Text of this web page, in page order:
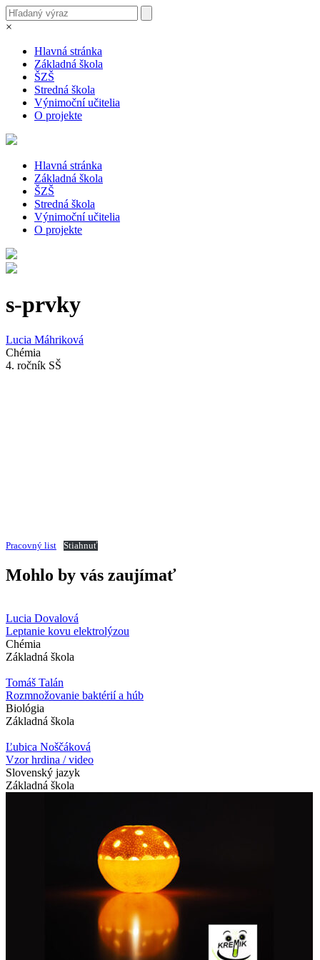
×
Hlavná stránka
Základná škola
ŠZŠ
Stredná škola
Výnimoční učitelia
O projekte
Hlavná stránka
Základná škola
ŠZŠ
Stredná škola
Výnimoční učitelia
O projekte
s-prvky
Lucia Máhriková
Chémia
4. ročník SŠ
Pracovný list Stiahnuť
Mohlo by vás zaujímať
Lucia Dovalová
Leptanie kovu elektrolýzou
Chémia
Základná škola
Tomáš Talán
Rozmnožovanie baktérií a húb
Biológia
Základná škola
Ľubica Noščáková
Vzor hrdina / video
Slovenský jazyk
Základná škola